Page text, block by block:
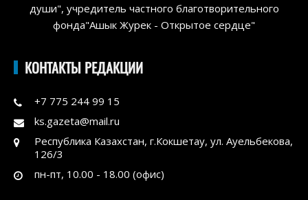
души", учредитель частного благотворительного
фонда"Ашык Журек - Открытое сердце"
КОНТАКТЫ РЕДАКЦИИ
+7 775 244 99 15
ks.gazeta@mail.ru
Республика Казахстан, г.Кокшетау, ул. Ауельбекова,
126/3
пн-пт, 10.00 - 18.00 (офис)